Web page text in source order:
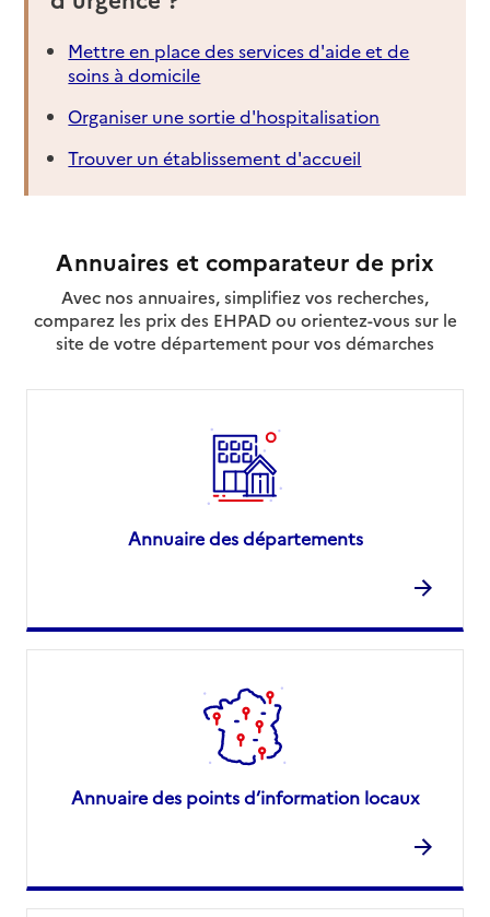
Mettre en place des services d'aide et de
soins à domicile
Organiser une sortie d'hospitalisation
Trouver un établissement d'accueil
Annuaires et comparateur de prix
Avec nos annuaires, simplifiez vos recherches,
comparez les prix des EHPAD ou orientez-vous sur le
site de votre département pour vos démarches
Annuaire des départements
Annuaire des points d’information locaux